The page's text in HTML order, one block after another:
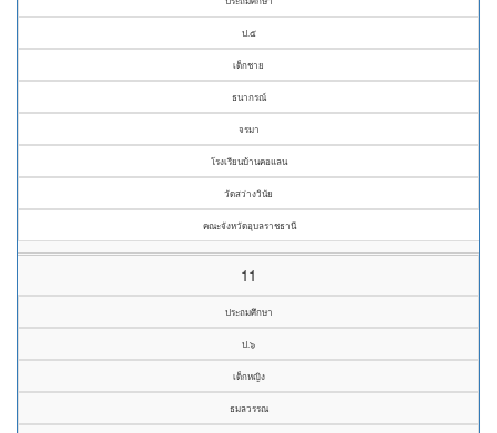
ป.๕
เด็กชาย
ธนากรณ์
จรมา
โรงเรียนบ้านคอแลน
วัดสว่างวินัย
คณะจังหวัดอุบลราชธานี
11
ประถมศึกษา
ป.๖
เด็กหญิง
ธมลวรรณ